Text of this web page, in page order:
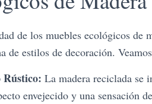
de los muebles ecológicos de
de estilos de decoración.
La madera reciclada se
envejecido y una sensación